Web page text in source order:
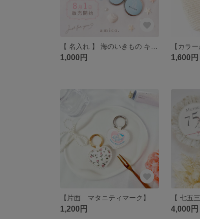
1,000円 1,600円
1,200円 4,000円